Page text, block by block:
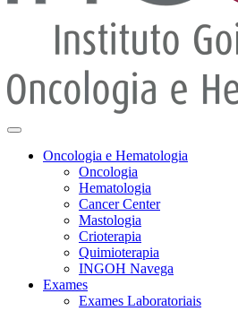
Oncologia e Hematologia
Oncologia
Hematologia
Cancer Center
Mastologia
Crioterapia
Quimioterapia
INGOH Navega
Exames
Exames Laboratoriais